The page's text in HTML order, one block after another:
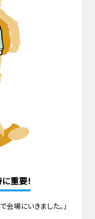
重要!
会場にいきました。」